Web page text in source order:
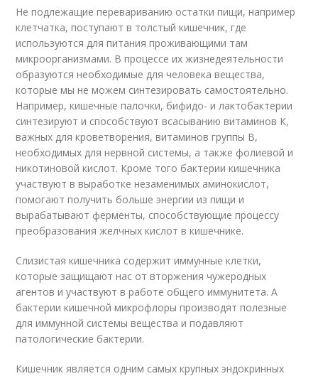
Не подлежащие перевариванию остатки пищи, например
клетчатка, поступают в толстый кишечник, где
используются для питания проживающими там
микроорганизмами. В процессе их жизнедеятельности
образуются необходимые для человека вещества,
которые мы не можем синтезировать самостоятельно.
Например, кишечные палочки, бифидо- и лактобактерии
синтезируют и способствуют всасыванию витаминов К,
важных для кроветворения, витаминов группы В,
необходимых для нервной системы, а также фолиевой и
никотиновой кислот. Кроме того бактерии кишечника
участвуют в выработке незаменимых аминокислот,
помогают получить больше энергии из пищи и
вырабатывают ферменты, способствующие процессу
преобразования желчных кислот в кишечнике.
Слизистая кишечника содержит иммунные клетки,
которые защищают нас от вторжения чужеродных
агентов и участвуют в работе общего иммунитета. А
бактерии кишечной микрофлоры производят полезные
для иммунной системы вещества и подавляют
патологические бактерии.
Кишечник является одним самых крупных эндокринных